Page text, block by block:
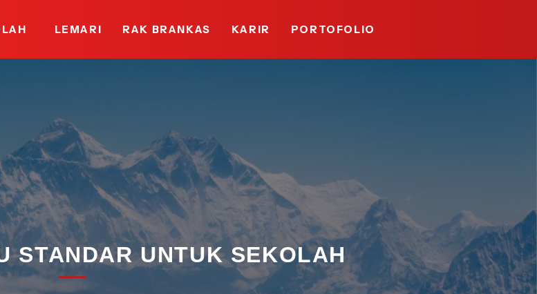
LEMARI RAK BRANKAS KARIR PORTOFOLIO
STANDAR UNTUK SEKOLAH